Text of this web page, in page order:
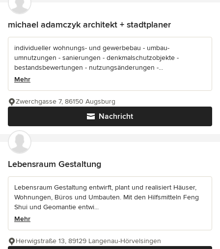
michael adamczyk architekt + stadtplaner
individueller wohnungs- und gewerbebau - umbau-
umnutzungen - sanierungen - denkmalschutzobjekte -
bestandsbewertungen - nutzungsänderungen -...
Mehr
Nachricht
Zwerchgasse 7, 86150 Augsburg
Lebensraum Gestaltung
Lebensraum Gestaltung entwirft, plant und realisiert Häuser,
Wohnungen, Büros und Umbauten. Mit den Hilfsmitteln Feng
Shui und Geomantie entwi...
Mehr
Herwigstraße 13, 89129 Langenau-Hörvelsingen